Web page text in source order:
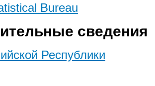
Bureau
сведения
Республики